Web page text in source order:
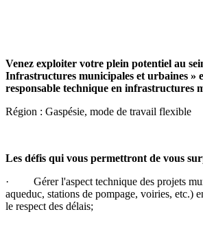
Venez exploiter votre plein potentiel au
Infrastructures municipales et urbaines »
responsable technique en infrastructures
Région : Gaspésie, mode de travail flexible
Les défis qui vous permettront de vous
· Gérer l'aspect technique des projets
aqueduc, stations de pompage, voiries, etc.)
le respect des délais;